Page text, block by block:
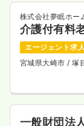
株式会社夢眠ホー
介護付有料
エージェント求人
宮城県大崎市/ 塚
一般財団法